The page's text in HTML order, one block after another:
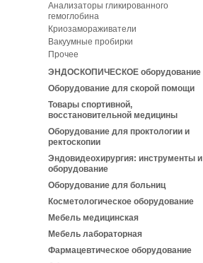
Анализаторы гликированного
гемоглобина
Криозамораживатели
Вакуумные пробирки
Прочее
ЭНДОСКОПИЧЕСКОЕ оборудование
Оборудование для скорой помощи
Товары спортивной,
восстановительной медицины
Оборудование для проктологии и
ректоскопии
Эндовидеохирургия: инструменты и
оборудование
Оборудование для больниц
Косметологическое оборудование
Мебель медицинская
Мебель лабораторная
Фармацевтическое оборудование